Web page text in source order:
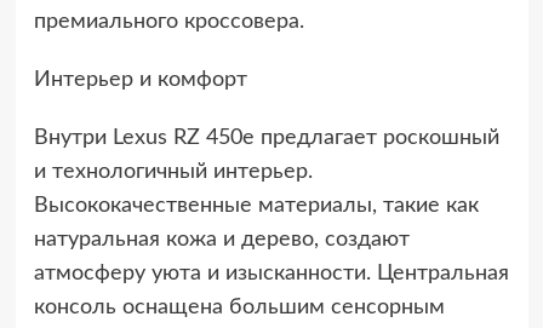
премиального кроссовера.
Интерьер и комфорт
Внутри Lexus RZ 450e предлагает роскошный
и технологичный интерьер.
Высококачественные материалы, такие как
натуральная кожа и дерево, создают
атмосферу уюта и изысканности. Центральная
консоль оснащена большим сенсорным